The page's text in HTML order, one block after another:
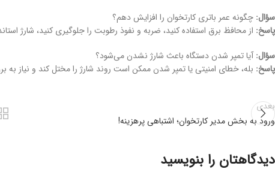
سؤال: چگونه عمر باتری کارتخوان را افزایش دهم؟
پاسخ: از محافظ برق استفاده کنید، ضربه و نفوذ رطوبت را جلوگیری کنید، شارژ
سؤال:آیا تمپر شدن دستگاه باعث شارژ نشدن می‌شود؟
پاسخ: بله، خطای امنیتی یا تمپر شدن ممکن است روند شارژ را مختل کند و نیاز به
بعدی
ورود به بخش مدیر کارتخوان؛ اشتباهی پرهزینه!
دیدگاهتان را بنویسید